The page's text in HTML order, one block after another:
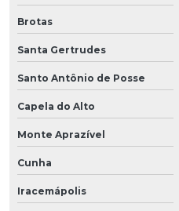
Brotas
Santa Gertrudes
Santo Antônio de Posse
Capela do Alto
Monte Aprazível
Cunha
Iracemápolis